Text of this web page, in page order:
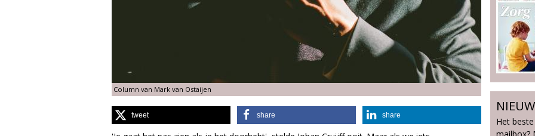
M
a
Column van Mark van Ostaijen
tweet share share
Het